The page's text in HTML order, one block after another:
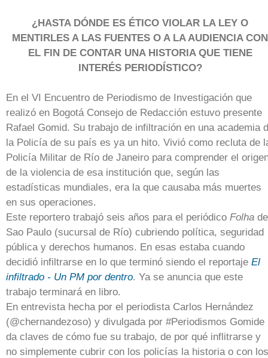
¿HASTA DÓNDE ES ÉTICO VIOLAR LA LEY O
MENTIRLES A LAS FUENTES O A LA AUDIENCIA CON
EL FIN DE CONTAR UNA HISTORIA QUE TIENE
INTERÉS PERIODÍSTICO?
En el VI Encuentro de Periodismo de Investigación que
realizó en Bogotá Consejo de Redacción estuvo presente
Rafael Gomid. Su trabajo de infiltración en una academia
la Policía de su país es ya un hito. Vivió como recluta de
Policía Militar de Río de Janeiro para comprender el
de la violencia de esa institución que, según las
estadísticas mundiales, era la que causaba más muertes
en sus operaciones.
Este reportero trabajó seis años para el periódico Folha de
Sao Paulo (sucursal de Río) cubriendo política, seguridad
pública y derechos humanos. En esas estaba cuando
decidió infiltrarse en lo que terminó siendo el reportaje El
infiltrado - Un PM por dentro. Ya se anuncia que este
trabajo terminará en libro.
En entrevista hecha por el periodista Carlos Hernández
(@chernandezoso) y divulgada por #Periodismos Gomide
da claves de cómo fue su trabajo, de por qué inflitrarse y
no simplemente cubrir con los policías la historia o con los